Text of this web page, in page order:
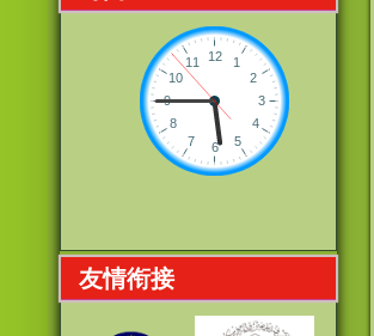
友情衔接